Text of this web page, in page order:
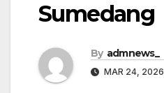
Sumedang
By admnews_
MAR 24, 2026